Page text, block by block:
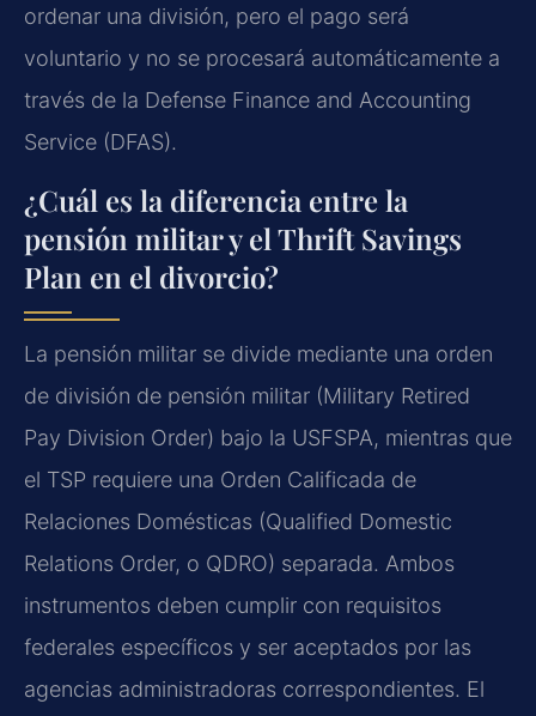
ordenar una división, pero el pago será
voluntario y no se procesará automáticamente a
través de la Defense Finance and Accounting
Service (DFAS).
¿Cuál es la diferencia entre la
pensión militar y el Thrift Savings
Plan en el divorcio?
La pensión militar se divide mediante una orden
de división de pensión militar (Military Retired
Pay Division Order) bajo la USFSPA, mientras que
el TSP requiere una Orden Calificada de
Relaciones Domésticas (Qualified Domestic
Relations Order, o QDRO) separada. Ambos
instrumentos deben cumplir con requisitos
federales específicos y ser aceptados por las
agencias administradoras correspondientes. El